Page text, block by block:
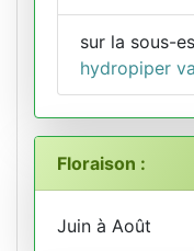
sur la sous-
hydropiper
Floraison :
Juin à Août